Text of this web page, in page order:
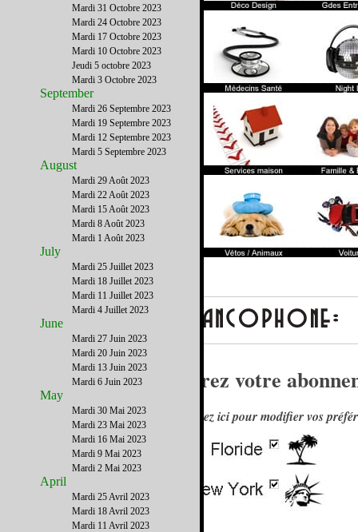
Gérez votre
Cliquez ici pour modifier vos
Mardi 31 Octobre 2023
Mardi 24 Octobre 2023
Mardi 17 Octobre 2023
Mardi 10 Octobre 2023
Jeudi 5 octobre 2023
Mardi 3 Octobre 2023
September
Mardi 26 Septembre 2023
Mardi 19 Septembre 2023
Mardi 12 Septembre 2023
Mardi 5 Septembre 2023
August
Mardi 29 Août 2023
Mardi 22 Août 2023
Mardi 15 Août 2023
Mardi 8 Août 2023
Mardi 1 Août 2023
July
Mardi 25 Juillet 2023
Mardi 18 Juillet 2023
Mardi 11 Juillet 2023
Mardi 4 Juillet 2023
June
Mardi 27 Juin 2023
Mardi 20 Juin 2023
Mardi 13 Juin 2023
Mardi 6 Juin 2023
May
Mardi 30 Mai 2023
Mardi 23 Mai 2023
Mardi 16 Mai 2023
Mardi 9 Mai 2023
Mardi 2 Mai 2023
April
Mardi 25 Avril 2023
Mardi 18 Avril 2023
Mardi 11 Avril 2023